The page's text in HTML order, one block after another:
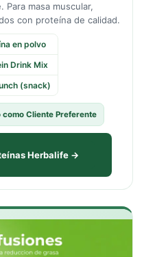
Para masa muscular,
con proteína de calidad.
en polvo
Drink Mix
(snack)
Cliente Preferente
Herbalife →